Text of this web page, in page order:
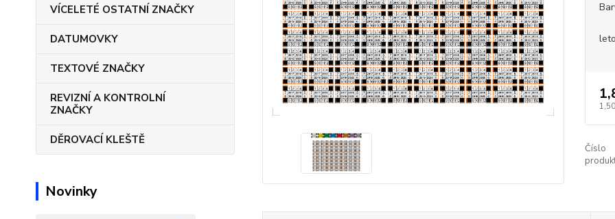
VÍCELETÉ OSTATNÍ ZNAČKY
DATUMOVKY
TEXTOVÉ ZNAČKY
REVIZNÍ A KONTROLNÍ
ZNAČKY
DĚROVACÍ KLEŠTĚ
Novinky
Číslo